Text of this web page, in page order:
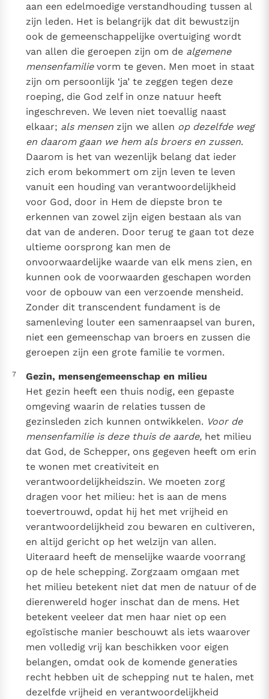
aan een edelmoedige verstandhouding tussen al
zijn leden. Het is belangrijk dat dit bewustzijn
ook de gemeenschappelijke overtuiging wordt
van allen die geroepen zijn om de algemene
mensenfamilievorm te geven. Men moet in staat
zijn om persoonlijk ‘ja’ te zeggen tegen deze
roeping, die God zelf in onze natuur heeft
ingeschreven. We leven niet toevallig naast
elkaar; als mensenzijn we allen op dezelfde weg
en daarom gaan we hem als broers en zussen.
Daarom is het van wezenlijk belang dat ieder
zich erom bekommert om zijn leven te leven
vanuit een houding van verantwoordelijkheid
voor God, door in Hem de diepste bron te
erkennen van zowel zijn eigen bestaan als van
dat van de anderen. Door terug te gaan tot deze
ultieme oorsprong kan men de
onvoorwaardelijke waarde van elk mens zien, en
kunnen ook de voorwaarden geschapen worden
voor de opbouw van een verzoende mensheid.
Zonder dit transcendent fundament is de
samenleving louter een samenraapsel van buren,
niet een gemeenschap van broers en zussen die
geroepen zijn een grote familie te vormen.
7
Gezin, mensengemeenschap en milieu
Het gezin heeft een thuis nodig, een gepaste
omgeving waarin de relaties tussen de
gezinsleden zich kunnen ontwikkelen. Voor de
mensenfamilie is deze thuis de aarde,het milieu
dat God, de Schepper, ons gegeven heeft om erin
te wonen met creativiteit en
verantwoordelijkheidszin. We moeten zorg
dragen voor het milieu: het is aan de mens
toevertrouwd, opdat hij het met vrijheid en
verantwoordelijkheid zou bewaren en cultiveren,
en altijd gericht op het welzijn van allen.
Uiteraard heeft de menselijke waarde voorrang
op de hele schepping. Zorgzaam omgaan met
het milieu betekent niet dat men de natuur of de
dierenwereld hoger inschat dan de mens. Het
betekent veeleer dat men haar niet op een
egoïstische manier beschouwt als iets waarover
men volledig vrij kan beschikken voor eigen
belangen, omdat ook de komende generaties
recht hebben uit de schepping nut te halen, met
dezelfde vrijheid en verantwoordelijkheid